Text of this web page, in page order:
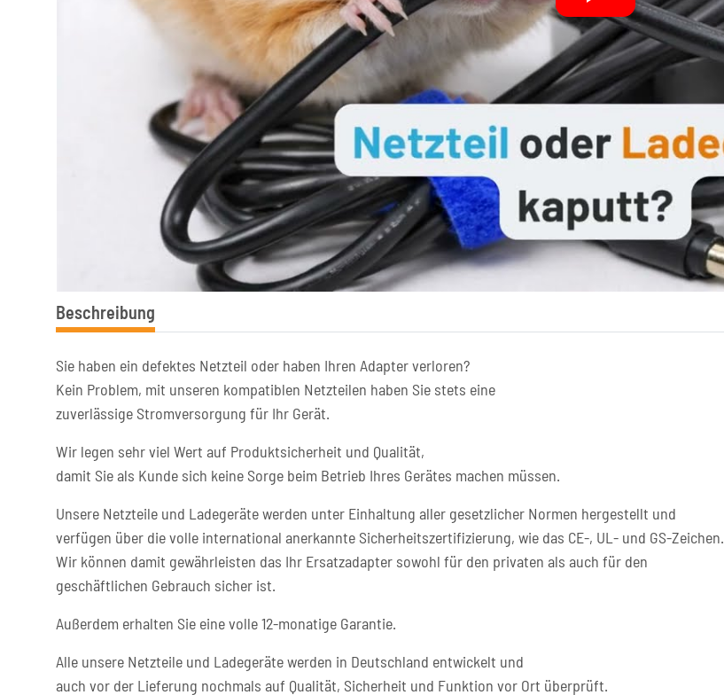
Beschreibung
Sie haben ein defektes Netzteil oder haben Ihren Adapter verloren?
Kein Problem, mit unseren kompatiblen Netzteilen haben Sie stets eine
zuverlässige Stromversorgung für Ihr Gerät.
Wir legen sehr viel Wert auf Produktsicherheit und Qualität,
damit Sie als Kunde sich keine Sorge beim Betrieb Ihres Gerätes machen müssen.
Unsere Netzteile und Ladegeräte werden unter Einhaltung aller gesetzlicher Normen hergestellt und
verfügen über die volle international anerkannte Sicherheitszertifizierung, wie das CE-, UL- und GS-Zeichen.
Wir können damit gewährleisten das Ihr Ersatzadapter sowohl für den privaten als auch für den
geschäftlichen Gebrauch sicher ist.
Außerdem erhalten Sie eine volle 12-monatige Garantie.
Alle unsere Netzteile und Ladegeräte werden in Deutschland entwickelt und
auch vor der Lieferung nochmals auf Qualität, Sicherheit und Funktion vor Ort überprüft.